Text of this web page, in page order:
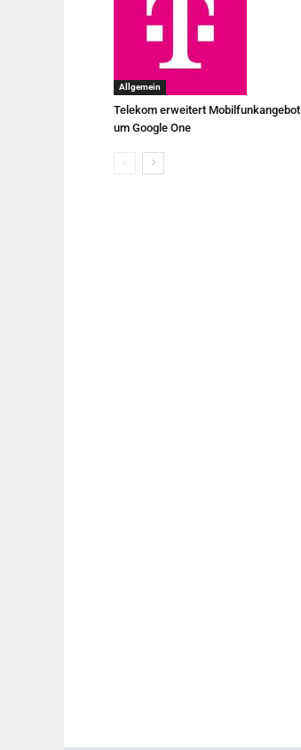
Allgemein
Telekom erweitert Mobilfunkangebot
um Google One